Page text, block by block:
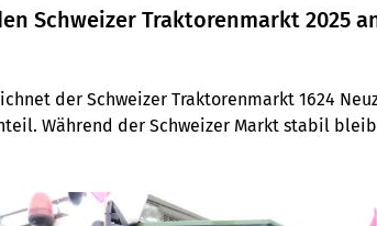
Schweizer Traktorenmarkt 2025
der Schweizer Traktorenmarkt 1624
Während der Schweizer Markt stabil